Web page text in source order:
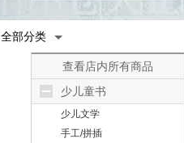
全部分类
查看店内所有商品
少儿童书
少儿文学
手工/拼插